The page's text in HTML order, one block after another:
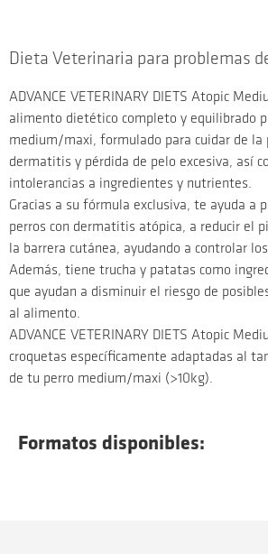
Dieta Veterinaria para problemas
ADVANCE VETERINARY DIETS Atopic
alimento dietético completo y equilibrado
medium/maxi, formulado para cuidar de la
dermatitis y pérdida de pelo excesiva, así
intolerancias a ingredientes y nutrientes.
Gracias a su fórmula exclusiva, te ayuda a
perros con dermatitis atópica, a reducir el
la barrera cutánea, ayudando a controlar
Además, tiene trucha y patatas como
que ayudan a disminuir el riesgo de
al alimento.
ADVANCE VETERINARY DIETS Atopic
croquetas específicamente adaptadas al
de tu perro medium/maxi (>10kg).
Formatos disponibles: